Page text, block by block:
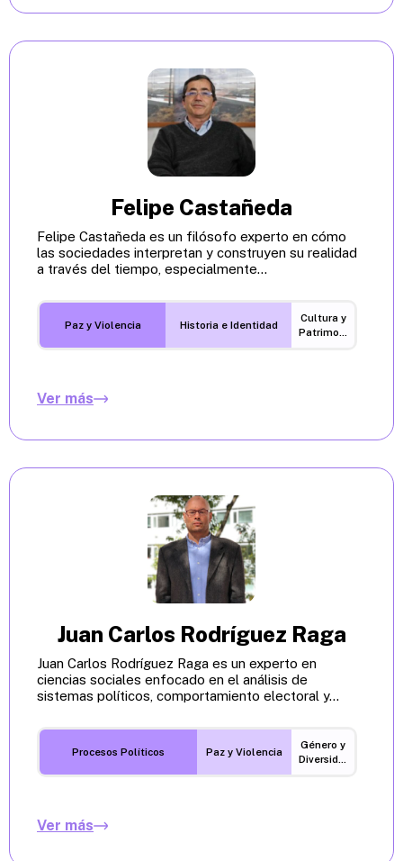
Felipe Castañeda
Felipe Castañeda es un filósofo experto en cómo
las sociedades interpretan y construyen su realidad
a través del tiempo, especialmente...
Paz y Violencia Historia e Identidad
Cultura y
Patrimonio
Ver más
Juan Carlos Rodríguez Raga
Juan Carlos Rodríguez Raga es un experto en
ciencias sociales enfocado en el análisis de
sistemas políticos, comportamiento electoral y...
Procesos Políticos Paz y Violencia
Género y
Diversidades
Ver más